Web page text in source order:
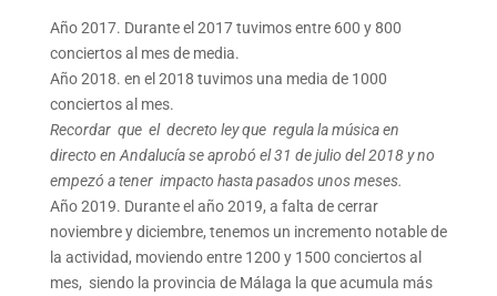
Año 2017. Durante el 2017 tuvimos entre 600 y 800
conciertos al mes de media.
Año 2018. en el 2018 tuvimos una media de 1000
conciertos al mes.
Recordar que el decreto ley que regula la música en
directo en Andalucía se aprobó el 31 de julio del 2018 y no
empezó a tener impacto hasta pasados unos meses.
Año 2019. Durante el año 2019, a falta de cerrar
noviembre y diciembre, tenemos un incremento notable de
la actividad, moviendo entre 1200 y 1500 conciertos al
mes, siendo la provincia de Málaga la que acumula más